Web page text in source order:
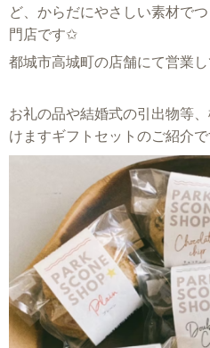
ど、からだにやさしい素材で
門店です✩
都城市高城町の店舗にて営業し
お礼の品や結婚式の引出物等
けますギフトセットのご紹介で